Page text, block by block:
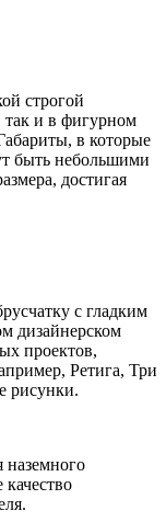
строгой
так и в фигурном
в которые
быть небольшими
достигая
с гладким
дизайнерском
проектов,
Ретига, Три
рисунки.